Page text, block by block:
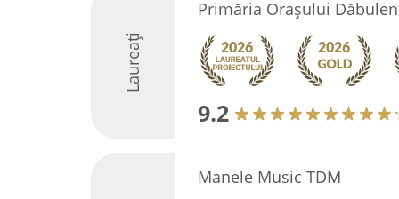
Laureați
Primăria Orașului
9.2
Manele Music TDM